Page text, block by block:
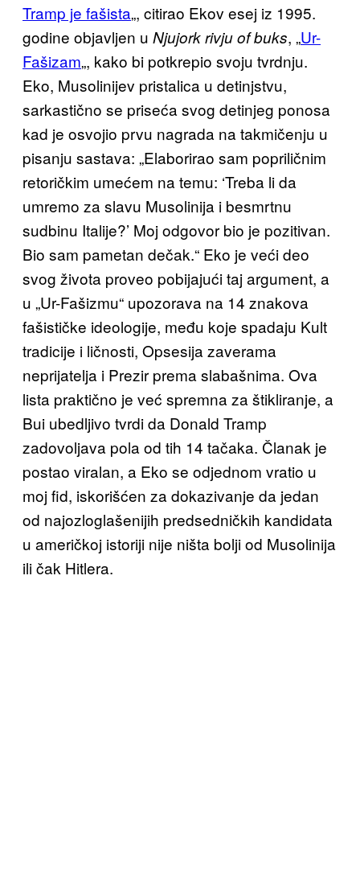
Tramp je fašista„, citirao Ekov esej iz 1995.
godine objavljen u Njujork rivju of buks, „Ur-
Fašizam„, kako bi potkrepio svoju tvrdnju.
Eko, Musolinijev pristalica u detinjstvu,
sarkastično se priseća svog detinjeg ponosa
kad je osvojio prvu nagrada na takmičenju u
pisanju sastava: „Elaborirao sam popriličnim
retoričkim umećem na temu: ‘Treba li da
umremo za slavu Musolinija i besmrtnu
sudbinu Italije?’ Moj odgovor bio je pozitivan.
Bio sam pametan dečak.“ Eko je veći deo
svog života proveo pobijajući taj argument, a
u „Ur-Fašizmu“ upozorava na 14 znakova
fašističke ideologije, među koje spadaju Kult
tradicije i ličnosti, Opsesija zaverama
neprijatelja i Prezir prema slabašnima. Ova
lista praktično je već spremna za štikliranje, a
Bui ubedljivo tvrdi da Donald Tramp
zadovoljava pola od tih 14 tačaka. Članak je
postao viralan, a Eko se odjednom vratio u
moj fid, iskorišćen za dokazivanje da jedan
od najozloglašenijih predsedničkih kandidata
u američkoj istoriji nije ništa bolji od Musolinija
ili čak Hitlera.